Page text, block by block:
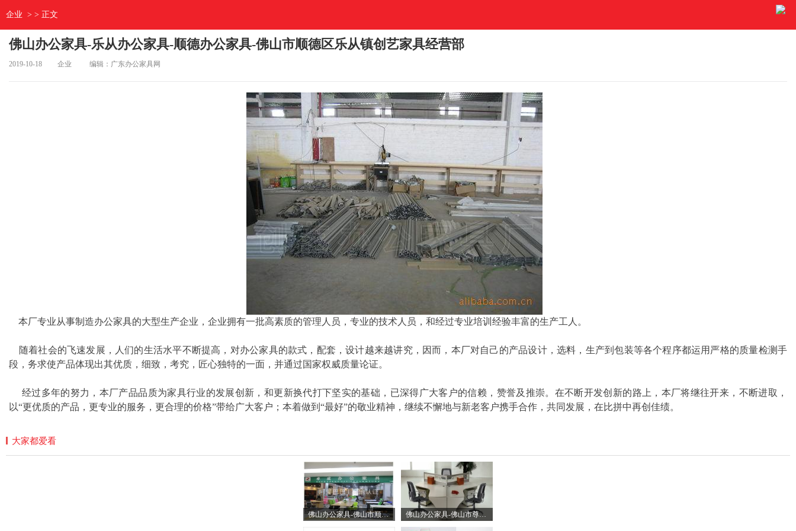
企业 > > 正文
佛山办公家具-乐从办公家具-顺德办公家具-佛山市顺德区乐从镇创艺家具经营部
2019-10-18 企业 编辑：广东办公家具网
本厂专业从事制造办公家具的大型生产企业，企业拥有一批高素质的管理人员，专业的技术人员，和经过专业培训经验丰富的生产工人。
随着社会的飞速发展，人们的生活水平不断提高，对办公家具的款式，配套，设计越来越讲究，因而，本厂对自己的产品设计，选料，生产到包装等各个程序都运用严格的质量检测手
段，务求使产品体现出其优质，细致，考究，匠心独特的一面，并通过国家权威质量论证。
经过多年的努力，本厂产品品质为家具行业的发展创新，和更新换代打下坚实的基础，已深得广大客户的信赖，赞誉及推崇。在不断开发创新的路上，本厂将继往开来，不断进取，
以“更优质的产品，更专业的服务，更合理的价格”带给广大客户；本着做到“最好”的敬业精神，继续不懈地与新老客户携手合作，共同发展，在比拼中再创佳绩。
大家都爱看
佛山办公家具-佛山市顺德区乐从镇卓成锦春家具店 佛山办公家具-佛山市尊胜家具有限公司